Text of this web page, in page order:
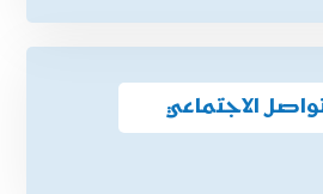
الاجتماعي